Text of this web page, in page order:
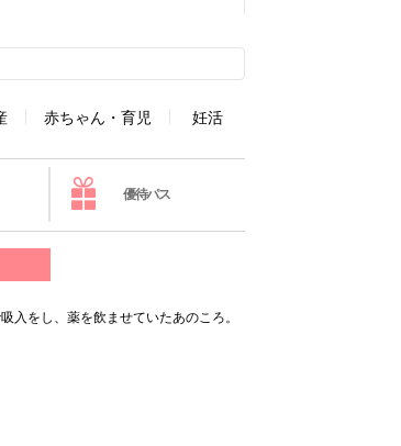
赤ちゃん・育児 妊活
優待パス
をし、薬を飲ませていたあのころ。